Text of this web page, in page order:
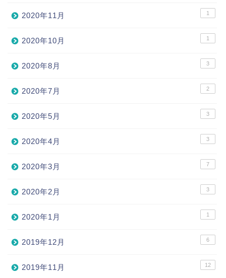
2020年11月 1
2020年10月 1
2020年8月 3
2020年7月 2
2020年5月 3
2020年4月 3
2020年3月 7
2020年2月 3
2020年1月 1
2019年12月 6
2019年11月 12